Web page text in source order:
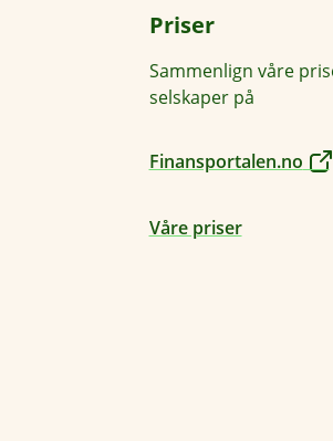
Priser
Sammenlign våre
selskaper på
Finansportalen.no
Våre priser